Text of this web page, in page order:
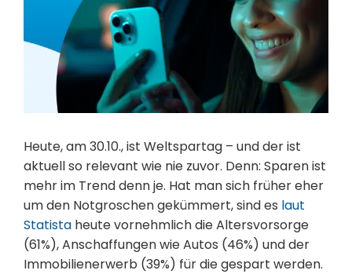
Heute, am 30.10., ist Weltspartag – und der ist
aktuell so relevant wie nie zuvor. Denn: Sparen ist
mehr im Trend denn je. Hat man sich früher eher
um den Notgroschen gekümmert, sind es laut
Statista heute vornehmlich die Altersvorsorge
(61%), Anschaffungen wie Autos (46%) und der
Immobilienerwerb (39%) für die gespart werden.